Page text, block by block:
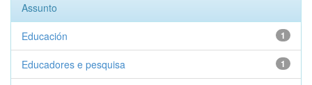
Assunto
1
Educación
1
Educadores e pesquisa